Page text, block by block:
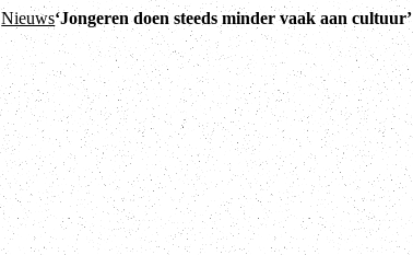
Nieuws‘Jongeren doen steeds minder vaak aan cultuur’